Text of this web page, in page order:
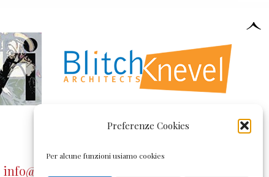
Preferenze Cookies
Per alcune funzioni usiamo cookies
info@pollonivetrate.it